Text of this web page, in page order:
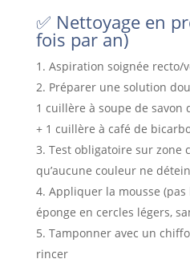
✅ Nettoyage en
fois par an)
Aspiration soignée recto/
Préparer une solution
1 cuillère à soupe de savon
+ 1 cuillère à café de
Test obligatoire sur zone
qu’aucune couleur ne
Appliquer la mousse
éponge en cercles légers,
Tamponner avec un
rincer